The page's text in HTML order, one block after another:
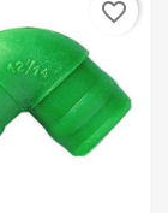
favorite_border